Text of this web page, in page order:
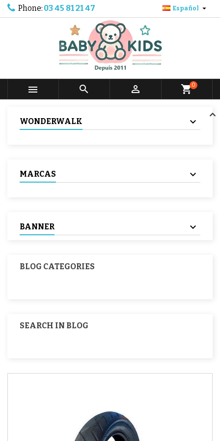
Phone: 03 45 81 21 47 Español 
   shopping_cart0
WONDERWALK
MARCAS
BANNER
BLOG CATEGORIES
SEARCH IN BLOG